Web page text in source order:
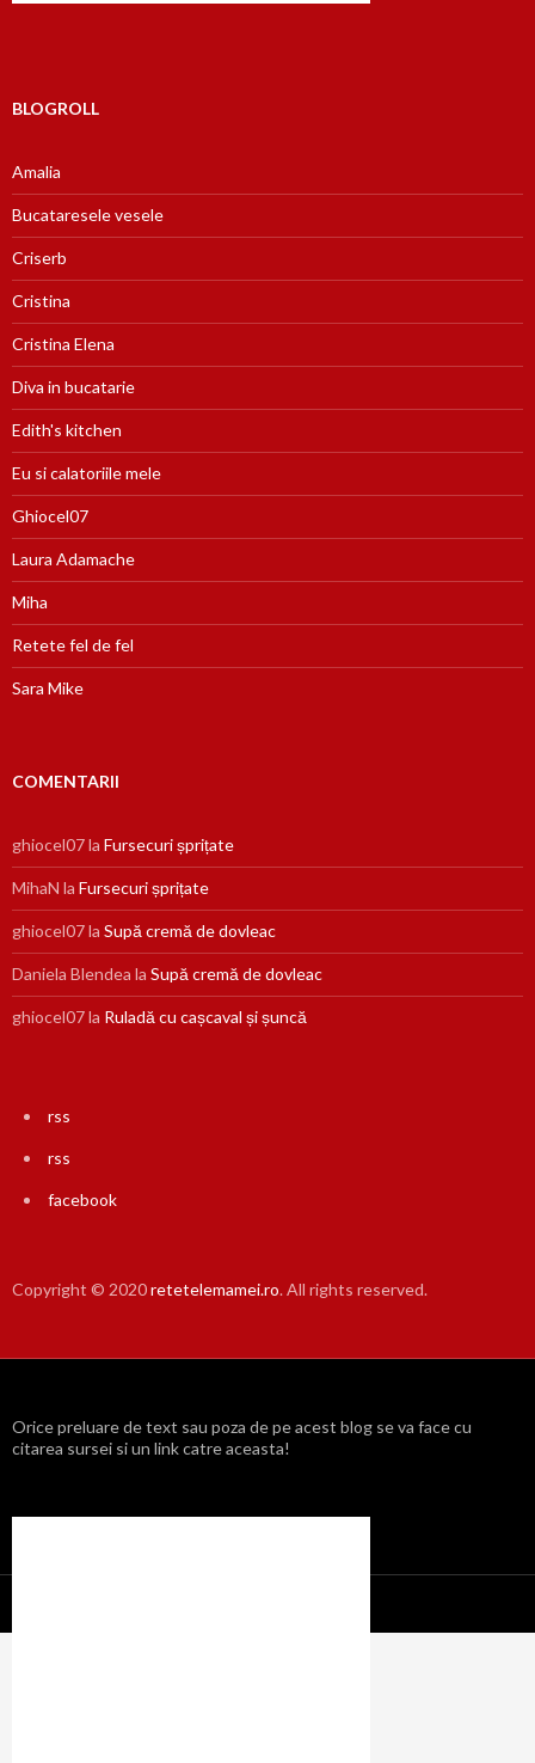
BLOGROLL
Amalia
Bucataresele vesele
Criserb
Cristina
Cristina Elena
Diva in bucatarie
Edith's kitchen
Eu si calatoriile mele
Ghiocel07
Laura Adamache
Miha
Retete fel de fel
Sara Mike
COMENTARII
ghiocel07la Fursecuri șprițate
MihaN la Fursecuri șprițate
ghiocel07la Supă cremă de dovleac
Daniela Blendea la Supă cremă de dovleac
ghiocel07la Ruladă cu cașcaval și șuncă
rss
rss
facebook
Copyright © 2020retetelemamei.ro. All rights reserved.
Orice preluare de text sau poza de pe acest blog se va face cu
citarea sursei si un link catre aceasta!